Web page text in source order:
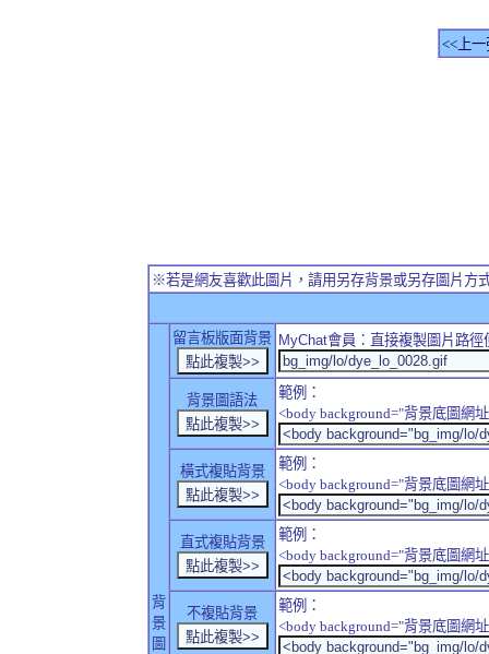
<<上一
※若是網友喜歡此圖片，請用另存背景或另存圖片方
背
景
圖
留言板版面背景 MyChat會員：直接複製圖片路
背景圖語法
範例：
<body background="背景底圖網
橫式複貼背景
範例：
<body background="背景底圖網
直式複貼背景
範例：
<body background="背景底圖網
不複貼背景
範例：
<body background="背景底圖網